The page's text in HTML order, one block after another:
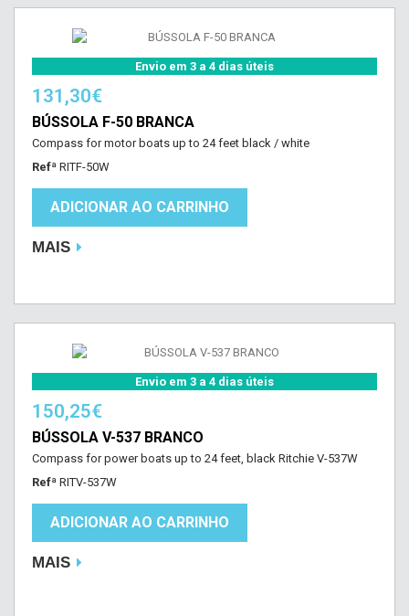
Envio em 3 a 4 dias úteis
131,30€
BÚSSOLA F-50 BRANCA
Compass for motor boats up to 24 feet black / white
Refª RITF-50W
ADICIONAR AO CARRINHO
MAIS
Envio em 3 a 4 dias úteis
150,25€
BÚSSOLA V-537 BRANCO
Compass for power boats up to 24 feet, black Ritchie V-537W
Refª RITV-537W
ADICIONAR AO CARRINHO
MAIS